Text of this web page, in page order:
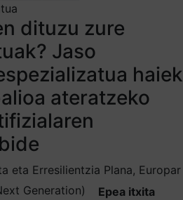
dituzu zure
Jaso
haiek
ateratzeko
eta Erresilientzia Plana, Europar
Generation)
Epea itxita